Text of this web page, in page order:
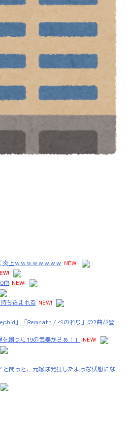
上ｗｗｗｗｗｗｗｗ NEW!
他 NEW!
ち込まれる NEW!
」「Remnath / ぺのれり」の2曲が登
創った19の武器がさぁ！」
NEW!
問うと、元嫁は発狂したような状態にな